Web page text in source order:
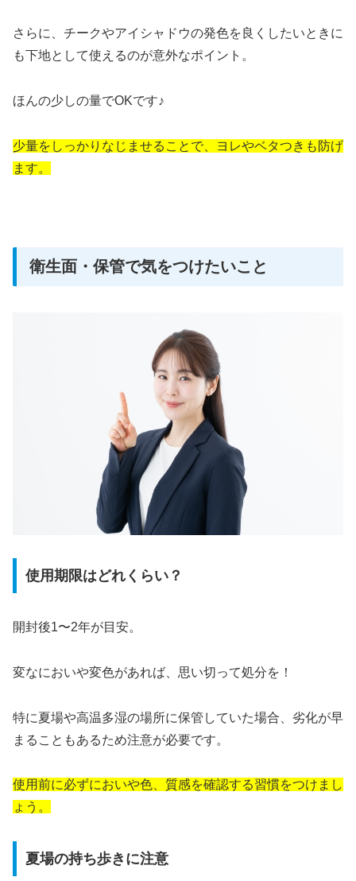
さらに、チークやアイシャドウの発色を良くしたいときに
も下地として使えるのが意外なポイント。
ほんの少しの量でOKです♪
少量をしっかりなじませることで、ヨレやベタつきも防げ
ます。
衛生面・保管で気をつけたいこと
使用期限はどれくらい？
開封後1〜2年が目安。
変なにおいや変色があれば、思い切って処分を！
特に夏場や高温多湿の場所に保管していた場合、劣化が早
まることもあるため注意が必要です。
使用前に必ずにおいや色、質感を確認する習慣をつけまし
ょう。
夏場の持ち歩きに注意